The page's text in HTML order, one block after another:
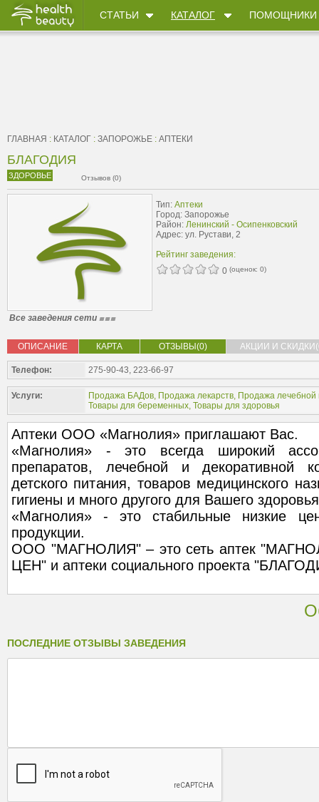
СТАТЬИ КАТАЛОГ ПОМОЩНИКИ
ГЛАВНАЯ : КАТАЛОГ : ЗАПОРОЖЬЕ : АПТЕКИ
БЛАГОДИЯ
ЗДОРОВЬЕ Отзывов (0)
Тип: Аптеки
Город: Запорожье
Район: Ленинский - Осипенковский
Адрес: ул. Рустави, 2
Рейтинг заведения:
0 (оценок: 0)
Все заведения сети
ОПИСАНИЕ КАРТА ОТЗЫВЫ(0) АКЦИИ И
Телефон: 275-90-43, 223-66-97
Услуги: Продажа БАДов, Продажа лекарств, Продажа лечебной
Товары для беременных, Товары для здоровья
Аптеки ООО «Магнолия» приглашают Вас.
«Магнолия» - это всегда широкий
препаратов, лечебной и декоративной
детского питания, товаров медицинского
гигиены и много другого для Вашего
«Магнолия» - это стабильные низкие
продукции.
ООО "МАГНОЛИЯ" – это сеть аптек
ЦЕН" и аптеки социального проекта
ПОСЛЕДНИЕ ОТЗЫВЫ ЗАВЕДЕНИЯ